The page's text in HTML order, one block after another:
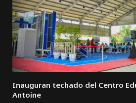
Inauguran techado del Centro
Antoine